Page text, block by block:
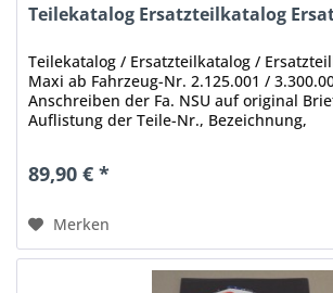
Teilekatalog Ersatzteilkatalog
Teilekatalog / Ersatzteilkatalog /
Maxi ab Fahrzeug-Nr. 2.125.001 /
Anschreiben der Fa. NSU auf original
Auflistung der Teile-Nr., Bezeichnung,
89,90 € *
Merken